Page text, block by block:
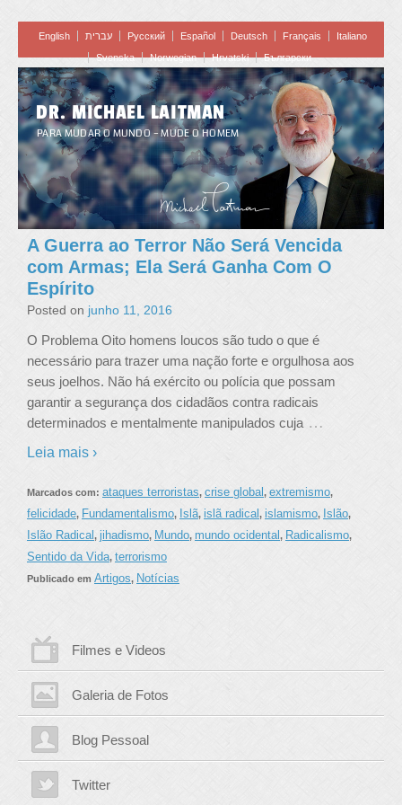
English עברית Pусский Español Deutsch Français
Italiano
Svenska
Norwegian Hrvatski Български
DR. MICHAEL LAITMAN
PARA MUDAR O MUNDO – MUDE O HOMEM
A Guerra ao Terror Não Será Vencida
com Armas; Ela Será Ganha Com O
Espírito
Posted on junho 11, 2016
O Problema Oito homens loucos são tudo o que é
necessário para trazer uma nação forte e orgulhosa aos
seus joelhos. Não há exército ou polícia que possam
garantir a segurança dos cidadãos contra radicais
determinados e mentalmente manipulados cuja …
Leia mais ›
Marcados com: ataques terroristas, crise global, extremismo,
felicidade, Fundamentalismo, Islã, islã radical, islamismo, Islão,
Islão Radical, jihadismo, Mundo, mundo ocidental, Radicalismo,
Sentido da Vida, terrorismo
Publicado em Artigos, Notícias
Filmes e Videos
Galeria de Fotos
Blog Pessoal
Twitter